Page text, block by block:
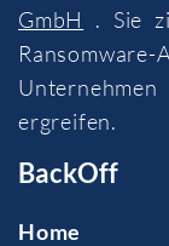
GmbH
. Sie
ergreifen.
BackOff
Home